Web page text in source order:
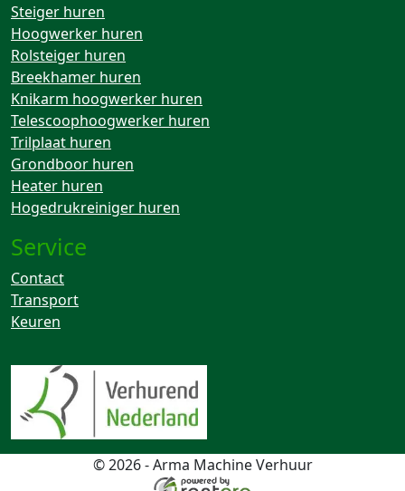
Steiger huren
Hoogwerker huren
Rolsteiger huren
Breekhamer huren
Knikarm hoogwerker huren
Telescoophoogwerker huren
Trilplaat huren
Grondboor huren
Heater huren
Hogedrukreiniger huren
Service
Contact
Transport
Keuren
© 2026 - Arma Machine Verhuur